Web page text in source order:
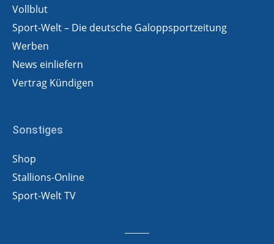
Vollblut
Sport-Welt – Die deutsche Galoppsportzeitung
Werben
News einliefern
Vertrag Kündigen
Sonstiges
Shop
Stallions-Online
Sport-Welt TV